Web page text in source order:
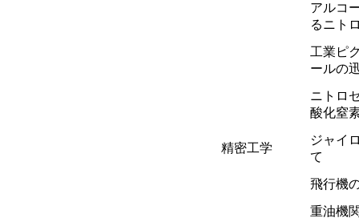
アルコ
るニト
工業ピ
ールの
ニトロ
酸化窒
精密工学
ジャイ
て
飛行機
重油機